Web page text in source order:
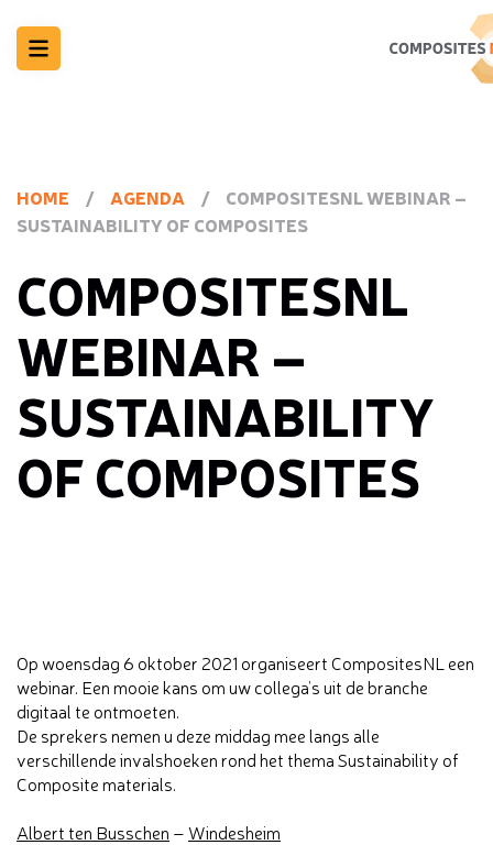
HOME / AGENDA /
COMPOSITESNL WEBINAR –
SUSTAINABILITY OF COMPOSITES
COMPOSITESNL
WEBINAR –
SUSTAINABILITY
OF COMPOSITES
Op woensdag 6 oktober 2021 organiseert CompositesNL een
webinar. Een mooie kans om uw collega’s uit de branche
digitaal te ontmoeten.
De sprekers nemen u deze middag mee langs alle
verschillende invalshoeken rond het thema Sustainability of
Composite materials.
Albert ten Busschen – Windesheim